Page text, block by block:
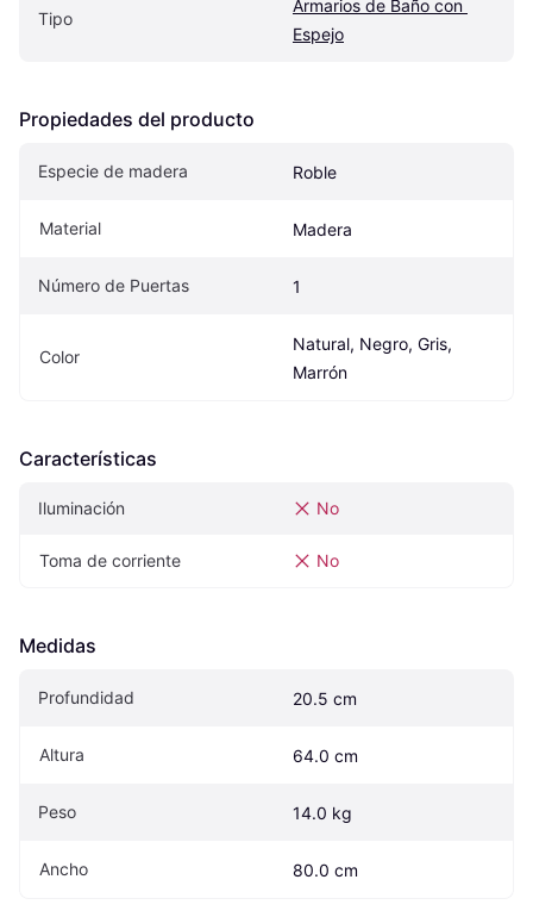
Tipo
Armarios de Baño con
Espejo
Propiedades del producto
Especie de madera Roble
Material Madera
Número de Puertas 1
Color
Natural, Negro, Gris,
Marrón
Características
Iluminación No
Toma de corriente No
Medidas
Profundidad 20.5 cm
Altura 64.0 cm
Peso 14.0 kg
Ancho 80.0 cm